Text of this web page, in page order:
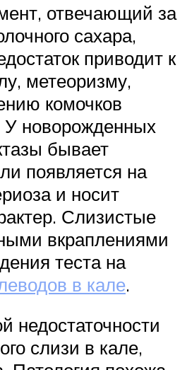
отвечающий за
сахара,
приводит к
метеоризму,
комочков
У новорожденных
бывает
появляется на
и носит
Слизистые
вкраплениями
теста на
в кале.
недостаточности
слизи в кале,